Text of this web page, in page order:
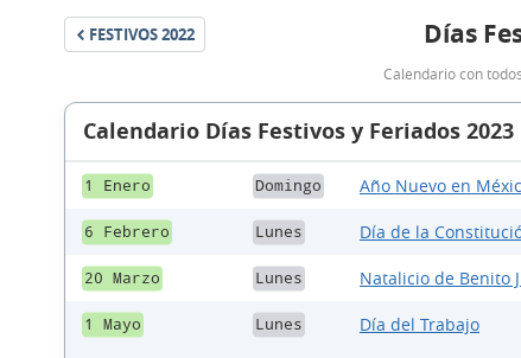
FESTIVOS2022 Días
Calendario con
Calendario Días Festivos y Feriados 2023
1 Enero Domingo Año Nuevo en
6 Febrero Lunes Día de la
20 Marzo Lunes Natalicio de Benito
1 Mayo Lunes Día del Trabajo